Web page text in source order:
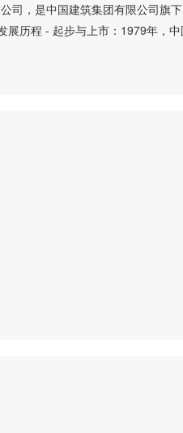
司，是中国建筑集团有限公司旗
展历程 - 起步与上市：1979年，